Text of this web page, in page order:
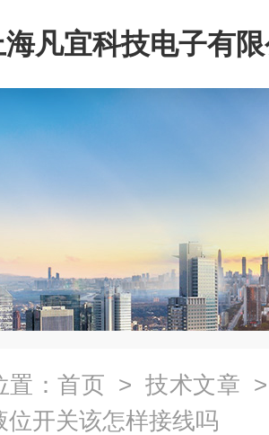
海凡宜科技电子有
： 首页 > 技术文章
位开关该怎样接线吗